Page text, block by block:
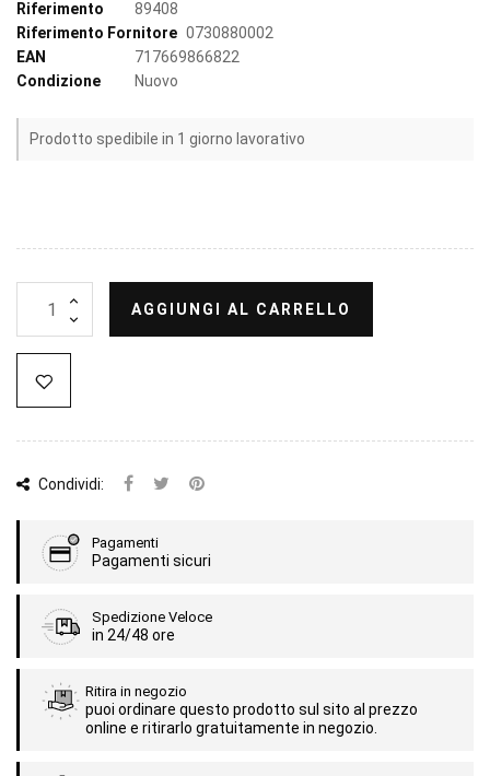
Riferimento
89408
Riferimento Fornitore 0730880002
EAN
717669866822
Condizione
Nuovo
Prodotto spedibile in 1 giorno lavorativo
AGGIUNGI AL CARRELLO
Condividi:
Pagamenti
Pagamenti sicuri
Spedizione Veloce
in 24/48 ore
Ritira in negozio
puoi ordinare questo prodotto sul sito al prezzo
online e ritirarlo gratuitamente in negozio.